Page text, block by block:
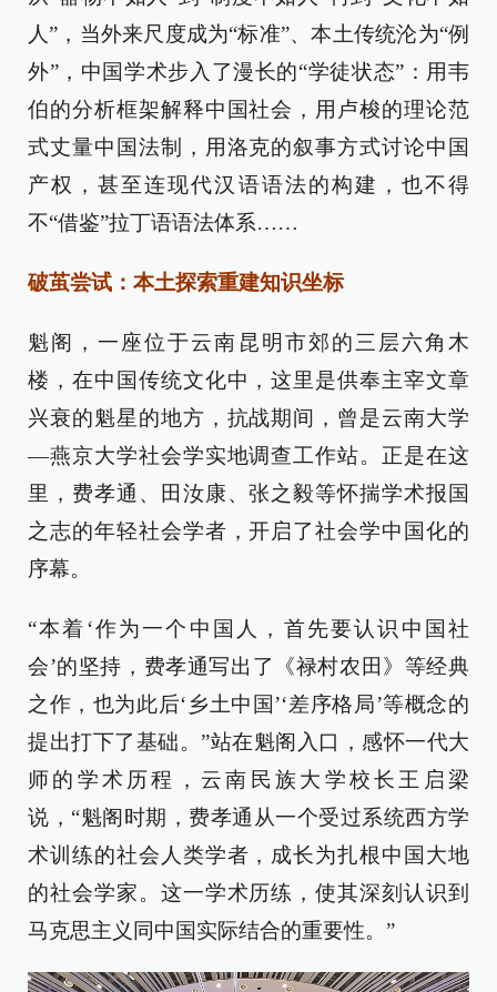
人”，当外来尺度成为“标准”、本土传统沦为“例
外”，中国学术步入了漫长的“学徒状态”：用韦
伯的分析框架解释中国社会，用卢梭的理论范
式丈量中国法制，用洛克的叙事方式讨论中国
产权，甚至连现代汉语语法的构建，也不得
不“借鉴”拉丁语语法体系……
破茧尝试：本土探索重建知识坐标
魁阁，一座位于云南昆明市郊的三层六角木
楼，在中国传统文化中，这里是供奉主宰文章
兴衰的魁星的地方，抗战期间，曾是云南大学
—燕京大学社会学实地调查工作站。正是在这
里，费孝通、田汝康、张之毅等怀揣学术报国
之志的年轻社会学者，开启了社会学中国化的
序幕。
“本着‘作为一个中国人，首先要认识中国社
会’的坚持，费孝通写出了《禄村农田》等经典
之作，也为此后‘乡土中国’‘差序格局’等概念的
提出打下了基础。”站在魁阁入口，感怀一代大
师的学术历程，云南民族大学校长王启梁
说，“魁阁时期，费孝通从一个受过系统西方学
术训练的社会人类学者，成长为扎根中国大地
的社会学家。这一学术历练，使其深刻认识到
马克思主义同中国实际结合的重要性。”